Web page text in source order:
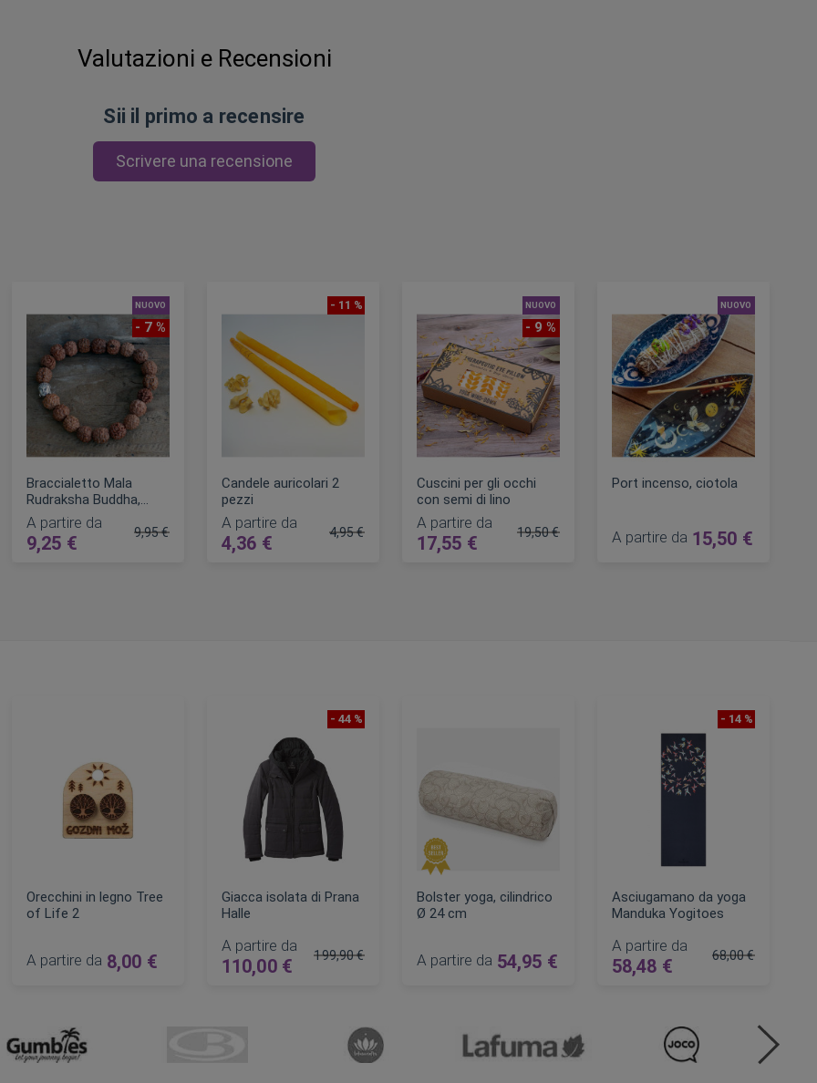
Valutazioni e Recensioni
Sii il primo a recensire
Scrivere una recensione
NUOVO
- 7 %
Braccialetto Mala
Rudraksha Buddha,
Yoga
A partire da
9,25 € Prezzo regolare
9,95 €
- 11 %
Candele auricolari 2
pezzi
A partire da
4,36 €
4,95 €
NUOVO
- 9 %
Cuscini per gli occhi
con semi di lino
A partire da
17,55 €
19,50 €
NUOVO
Port incenso, ciotola
A partire da 15,50 €
Orecchini in legno Tree
of Life 2
A partire da 8,00 €
- 44 %
Giacca isolata di Prana
Halle
A partire da
110,00 €
199,90 €
Bolster yoga, cilindrico
Ø 24 cm
A partire da 54,95 €
- 14 %
Asciugamano da yoga
Manduka Yogitoes
A partire da
58,48 €
68,00 €